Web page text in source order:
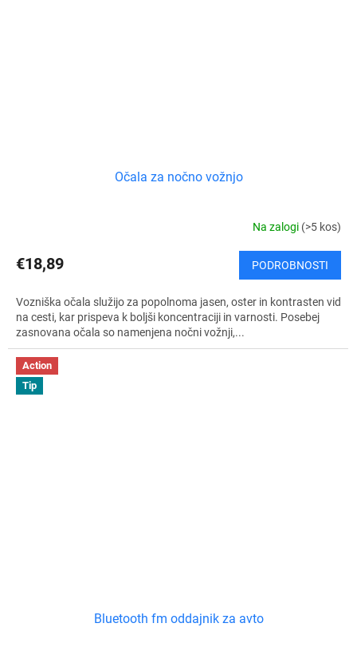
Očala za nočno vožnjo
Na zalogi (>5 kos)
€18,89 PODROBNOSTI
Vozniška očala služijo za popolnoma jasen, oster in kontrasten vid
na cesti, kar prispeva k boljši koncentraciji in varnosti. Posebej
zasnovana očala so namenjena nočni vožnji,...
Action
Tip
Bluetooth fm oddajnik za avto